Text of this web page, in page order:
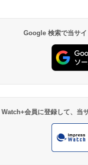
Google 検索で当サ
Watch+会員に登録して、当